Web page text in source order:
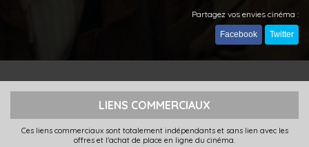
Partagez vos envies cinéma :
Facebook Twitter
LIENS COMMERCIAUX
Ces liens commerciaux sont totalement indépendants et sans lien avec les
offres et l'achat de place en ligne du cinéma.